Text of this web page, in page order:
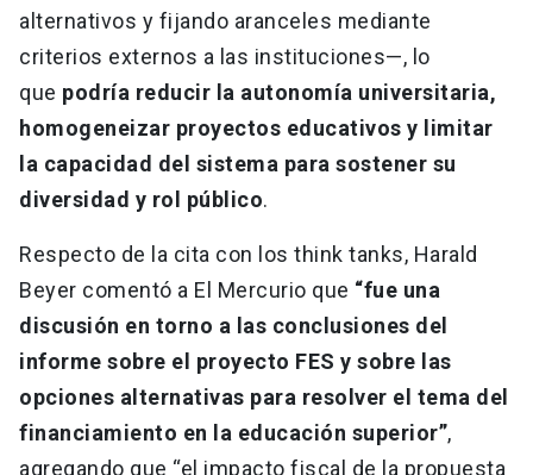
alternativos y fijando aranceles mediante
criterios externos a las instituciones—, lo
que podría reducir la autonomía universitaria,
homogeneizar proyectos educativos y limitar
la capacidad del sistema para sostener su
diversidad y rol público.
Respecto de la cita con los think tanks, Harald
Beyer comentó a El Mercurio que “fue una
discusión en torno a las conclusiones del
informe sobre el proyecto FES y sobre las
opciones alternativas para resolver el tema del
financiamiento en la educación superior”,
agregando que “el impacto fiscal de la propuesta